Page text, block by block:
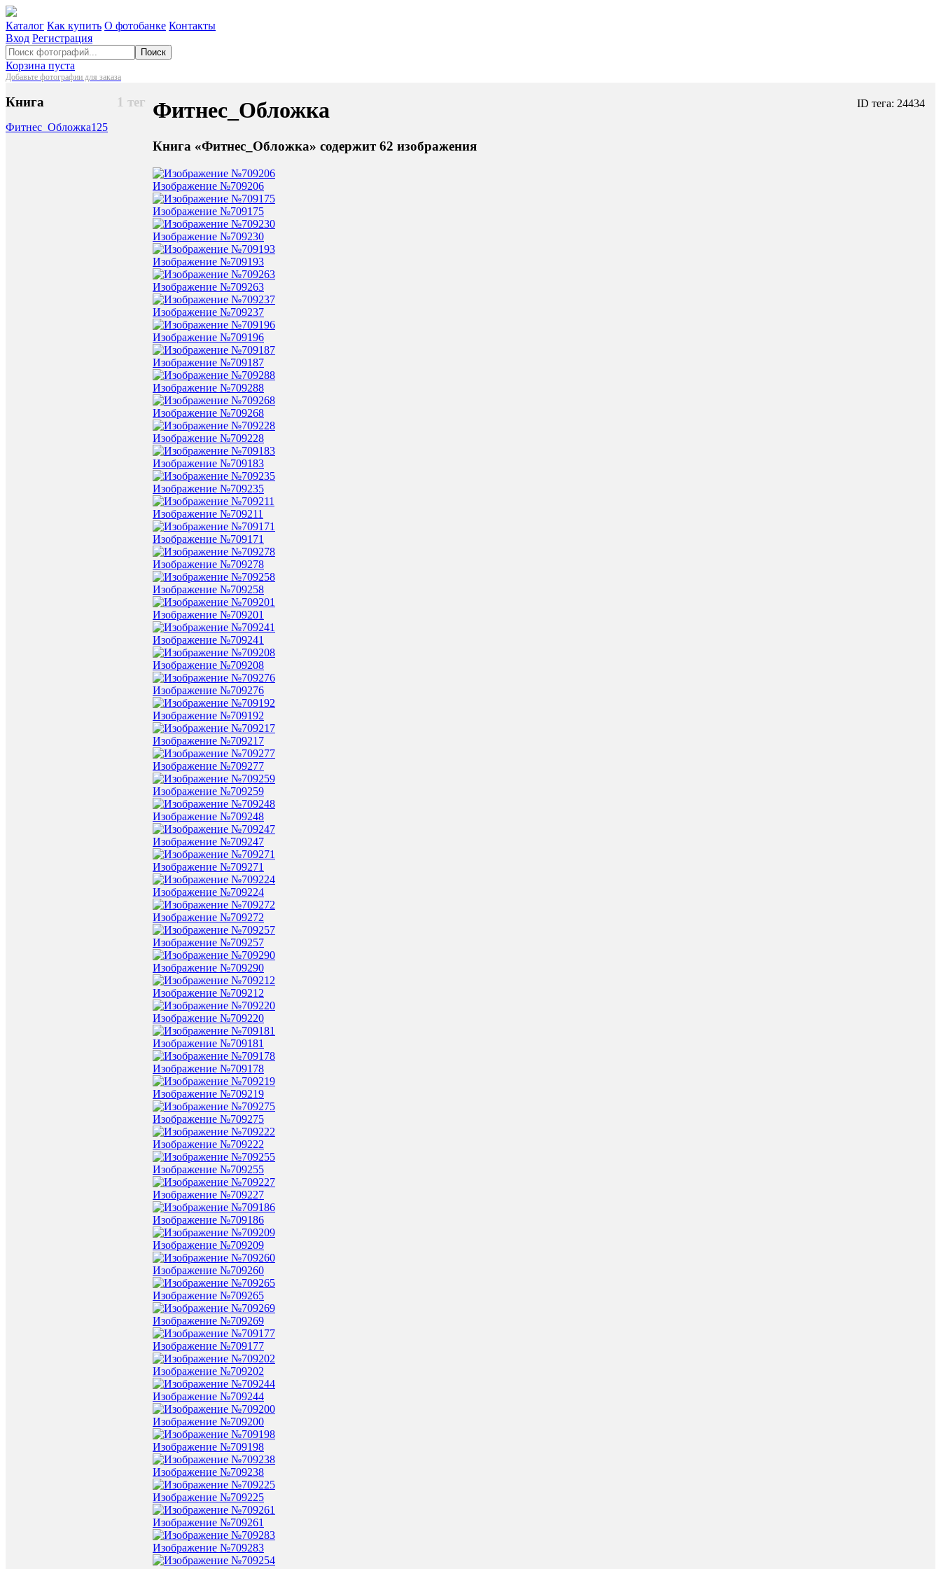
Каталог Как купить О фотобанке Контакты
Вход Регистрация
Поиск
Корзина пуста
Добавьте фотографии для заказа
1 тег
Книга
Фитнес_Обложка125
ID тега: 24434
Фитнес_Обложка
Книга «Фитнес_Обложка» содержит 62 изображения
Изображение №709206
Изображение №709175
Изображение №709230
Изображение №709193
Изображение №709263
Изображение №709237
Изображение №709196
Изображение №709187
Изображение №709288
Изображение №709268
Изображение №709228
Изображение №709183
Изображение №709235
Изображение №709211
Изображение №709171
Изображение №709278
Изображение №709258
Изображение №709201
Изображение №709241
Изображение №709208
Изображение №709276
Изображение №709192
Изображение №709217
Изображение №709277
Изображение №709259
Изображение №709248
Изображение №709247
Изображение №709271
Изображение №709224
Изображение №709272
Изображение №709257
Изображение №709290
Изображение №709212
Изображение №709220
Изображение №709181
Изображение №709178
Изображение №709219
Изображение №709275
Изображение №709222
Изображение №709255
Изображение №709227
Изображение №709186
Изображение №709209
Изображение №709260
Изображение №709265
Изображение №709269
Изображение №709177
Изображение №709202
Изображение №709244
Изображение №709200
Изображение №709198
Изображение №709238
Изображение №709225
Изображение №709261
Изображение №709283